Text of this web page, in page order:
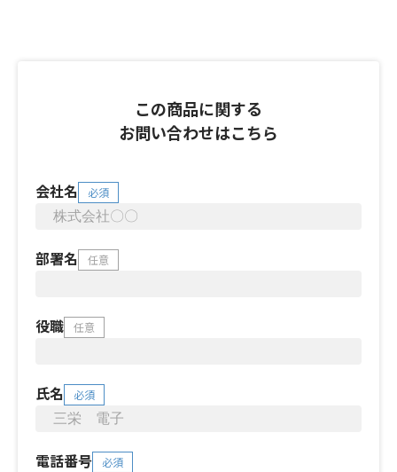
この商品に関する
お問い合わせはこちら
会社名 必須
部署名 任意
役職 任意
氏名 必須
電話番号 必須